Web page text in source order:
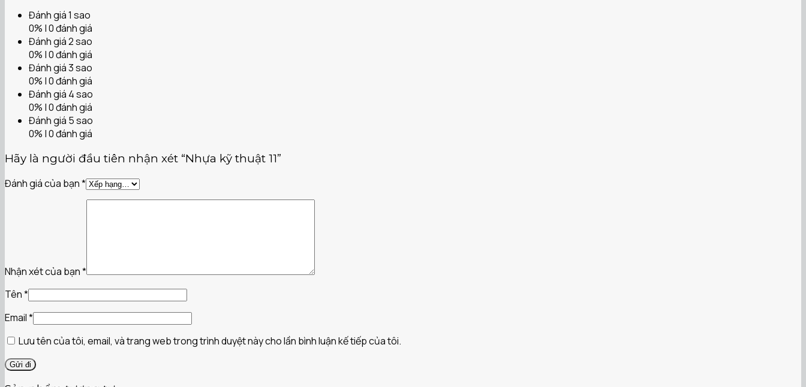
Đánh giá 1 sao
0% | 0 đánh giá
Đánh giá 2 sao
0% | 0 đánh giá
Đánh giá 3 sao
0% | 0 đánh giá
Đánh giá 4 sao
0% | 0 đánh giá
Đánh giá 5 sao
0% | 0 đánh giá
Hãy là người đầu tiên nhận xét “Nhựa kỹ thuật 11”
Đánh giá của bạn*
Nhận xét của bạn*
Tên*
Email*
Lưu tên của tôi, email, và trang web trong trình duyệt này cho lần bình luận kế tiếp của tôi.